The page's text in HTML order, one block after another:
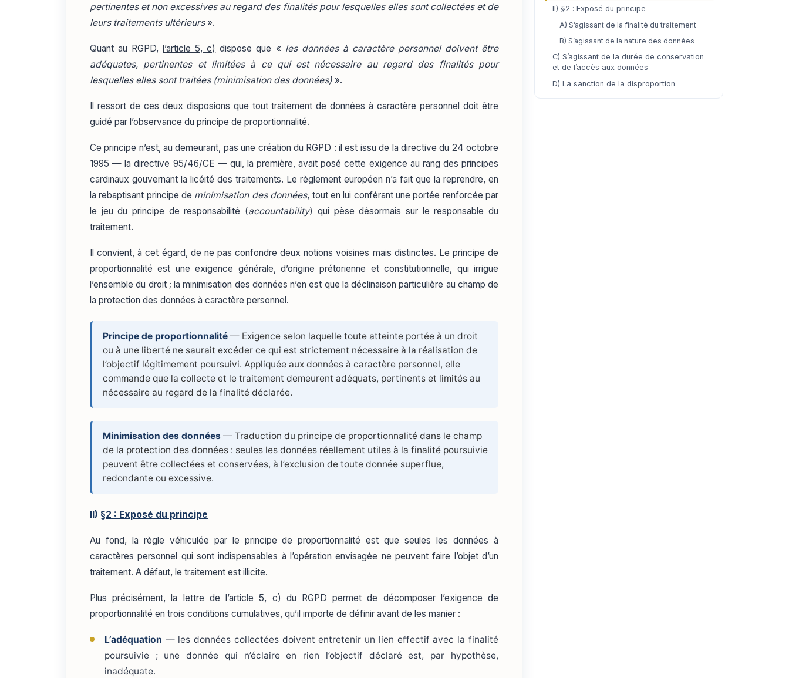
pertinentes et non excessives au regard des finalités pour lesquelles elles sont collectées et de
leurs traitements ultérieurs».
Quant au RGPD,l’article 5, c) dispose que « les données à caractère personnel doivent être
adéquates, pertinentes et limitées à ce qui est nécessaire au regard des finalités pour
lesquelles elles sont traitées (minimisation des données) ».
Il ressort de ces deux disposions que tout traitement de données à caractère personnel doit être
guidé par l’observance du principe de proportionnalité.
Ce principe n’est, au demeurant, pas une création du RGPD : il est issu de la directive du 24 octobre
1995 — la directive 95/46/CE — qui, la première, avait posé cette exigence au rang des principes
cardinaux gouvernant la licéité des traitements. Le règlement européen n’a fait que la reprendre, en
la rebaptisant principe de minimisation des données, tout en lui conférant une portée renforcée par
le jeu du principe de responsabilité (accountability) qui pèse désormais sur le responsable du
traitement.
Il convient, à cet égard, de ne pas confondre deux notions voisines mais distinctes. Le principe de
proportionnalité est une exigence générale, d’origine prétorienne et constitutionnelle, qui irrigue
l’ensemble du droit ; la minimisation des données n’en est que la déclinaison particulière au champ de
la protection des données à caractère personnel.
Principe de proportionnalité — Exigence selon laquelle toute atteinte portée à un droit
ou à une liberté ne saurait excéder ce qui est strictement nécessaire à la réalisation de
l’objectif légitimement poursuivi. Appliquée aux données à caractère personnel, elle
commande que la collecte et le traitement demeurent adéquats, pertinents et limités au
nécessaire au regard de la finalité déclarée.
Minimisation des données — Traduction du principe de proportionnalité dans le champ
de la protection des données : seules les données réellement utiles à la finalité poursuivie
peuvent être collectées et conservées, à l’exclusion de toute donnée superflue,
redondante ou excessive.
II) §2 : Exposé du principe
Au fond, la règle véhiculée par le principe de proportionnalité est que seules les données à
caractères personnel qui sont indispensables à l’opération envisagée ne peuvent faire l’objet d’un
traitement. A défaut, le traitement est illicite.
Plus précisément, la lettre de l’article 5, c) du RGPD permet de décomposer l’exigence de
proportionnalité en trois conditions cumulatives, qu’il importe de définir avant de les manier :
L’adéquation — les données collectées doivent entretenir un lien effectif avec la finalité
poursuivie ; une donnée qui n’éclaire en rien l’objectif déclaré est, par hypothèse,
inadéquate.
II) §2 : Exposé du principe
A) S’agissant de la finalité du traitement
B) S’agissant de la nature des données
C) S’agissant de la durée de conservation
et de l’accès aux données
D) La sanction de la disproportion